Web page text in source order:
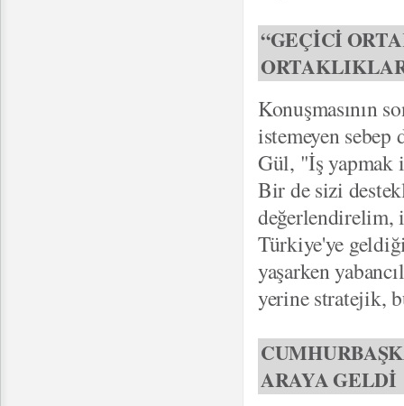
“GEÇİCİ
Konuşmasının
istemeyen sebep
Gül, "İş yapmak
Bir de sizi
değerlendirelim,
Türkiye'ye
yaşarken
yerine stratejik,
ARAYA GELDİ